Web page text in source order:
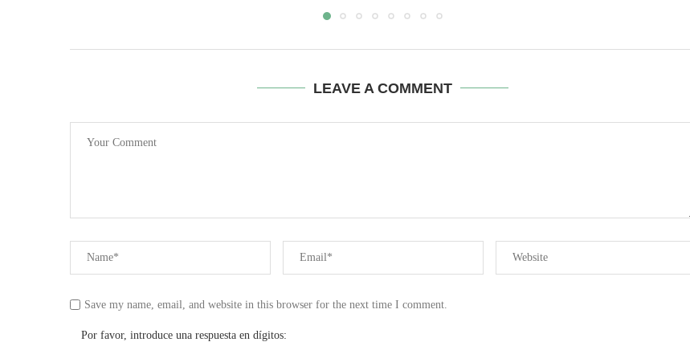
LEAVE A COMMENT
Save my name, email, and website in this browser for the next time I comment.
Por favor, introduce una respuesta en dígitos: